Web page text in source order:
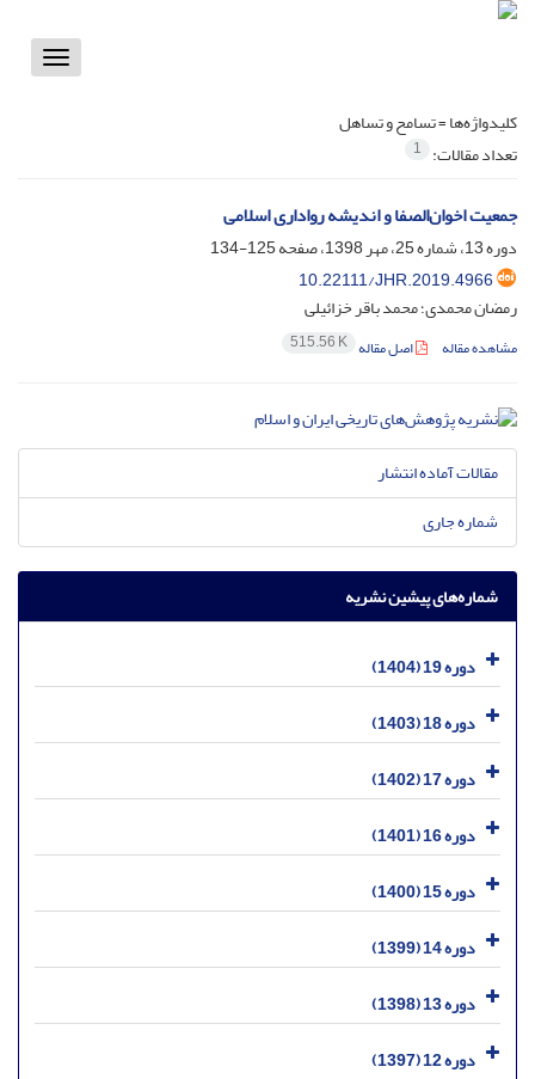
Toggle
کلیدواژه‌ها =تسامح و تساهل
تعداد مقالات: 1
جمعیت اخوان‌الصفا و اندیشه رواداری اسلامی
دوره 13، شماره 25، مهر 1398، صفحه
125-134
10.22111/JHR.2019.4966
رمضان محمدی؛ محمد باقر خزائیلی
مشاهده مقاله اصل مقاله 515.56 K
مقالات آماده انتشار
شماره جاری
شماره‌های پیشین نشریه
دوره 19 (1404)
دوره 18 (1403)
دوره 17 (1402)
دوره 16 (1401)
دوره 15 (1400)
دوره 14 (1399)
دوره 13 (1398)
دوره 12 (1397)